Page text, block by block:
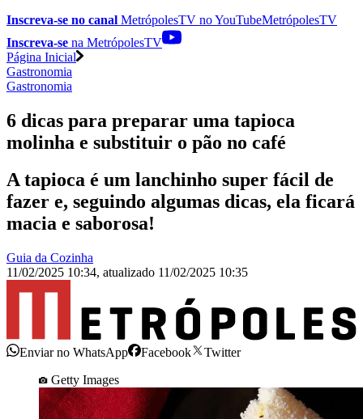
Inscreva-se no canal MetrópolesTV noYouTubeMetrópolesTV
Inscreva-se na MetrópolesTV
Página Inicial
Gastronomia
Gastronomia
6 dicas para preparar uma tapioca
molinha e substituir o pão no café
A tapioca é um lanchinho super fácil de
fazer e, seguindo algumas dicas, ela ficará
macia e saborosa!
Guia da Cozinha
11/02/2025 10:34, atualizado 11/02/2025 10:35
Enviar no WhatsApp Facebook
Twitter
Getty Images